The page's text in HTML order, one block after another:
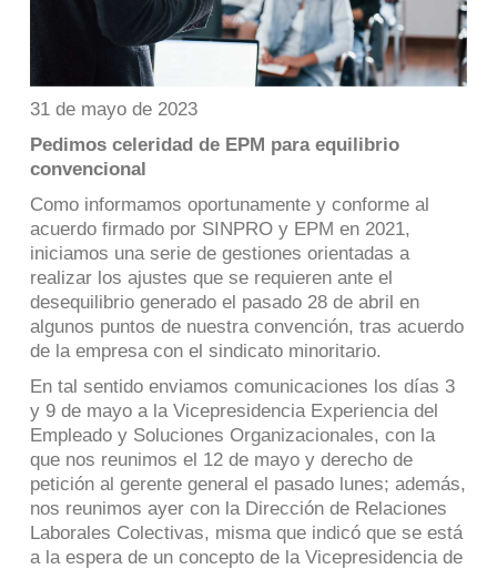
31 de mayo de 2023
Pedimos celeridad de EPM para equilibrio
convencional
Como informamos oportunamente y conforme al
acuerdo firmado por SINPRO y EPM en 2021,
iniciamos una serie de gestiones orientadas a
realizar los ajustes que se requieren ante el
desequilibrio generado el pasado 28 de abril en
algunos puntos de nuestra convención, tras acuerdo
de la empresa con el sindicato minoritario.
En tal sentido enviamos comunicaciones los días 3
y 9 de mayo a la Vicepresidencia Experiencia del
Empleado y Soluciones Organizacionales, con la
que nos reunimos el 12 de mayo y derecho de
petición al gerente general el pasado lunes; además,
nos reunimos ayer con la Dirección de Relaciones
Laborales Colectivas, misma que indicó que se está
a la espera de un concepto de la Vicepresidencia de